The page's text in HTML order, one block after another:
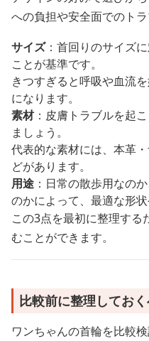
への負担や安全面でのトラ
サイズ：首回りのサイズ
ことが基準です。
きつすぎると呼吸や血流
になります。
素材：皮膚トラブルを起
ましょう。
代表的な素材には、本革
どがあります。
用途 ：日常の散歩用なの
のかによって、最適な形状
この3点を最初に整理する
むことができます。
比較前に整理してお
ワンちゃんの首輪を比較